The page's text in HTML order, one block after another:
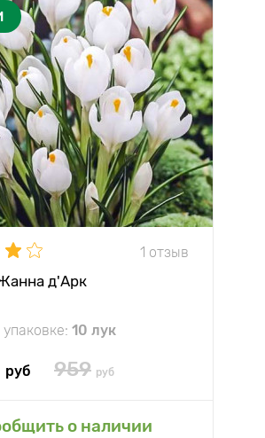
1 отзыв
д'Арк
10 лук
руб 959 руб
о наличии